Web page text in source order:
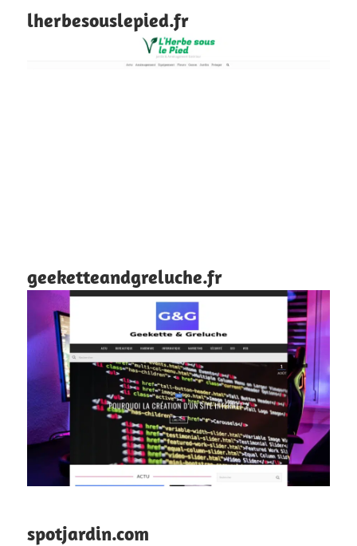
lherbesouslepied.fr
geeketteandgreluche.fr
spotjardin.com